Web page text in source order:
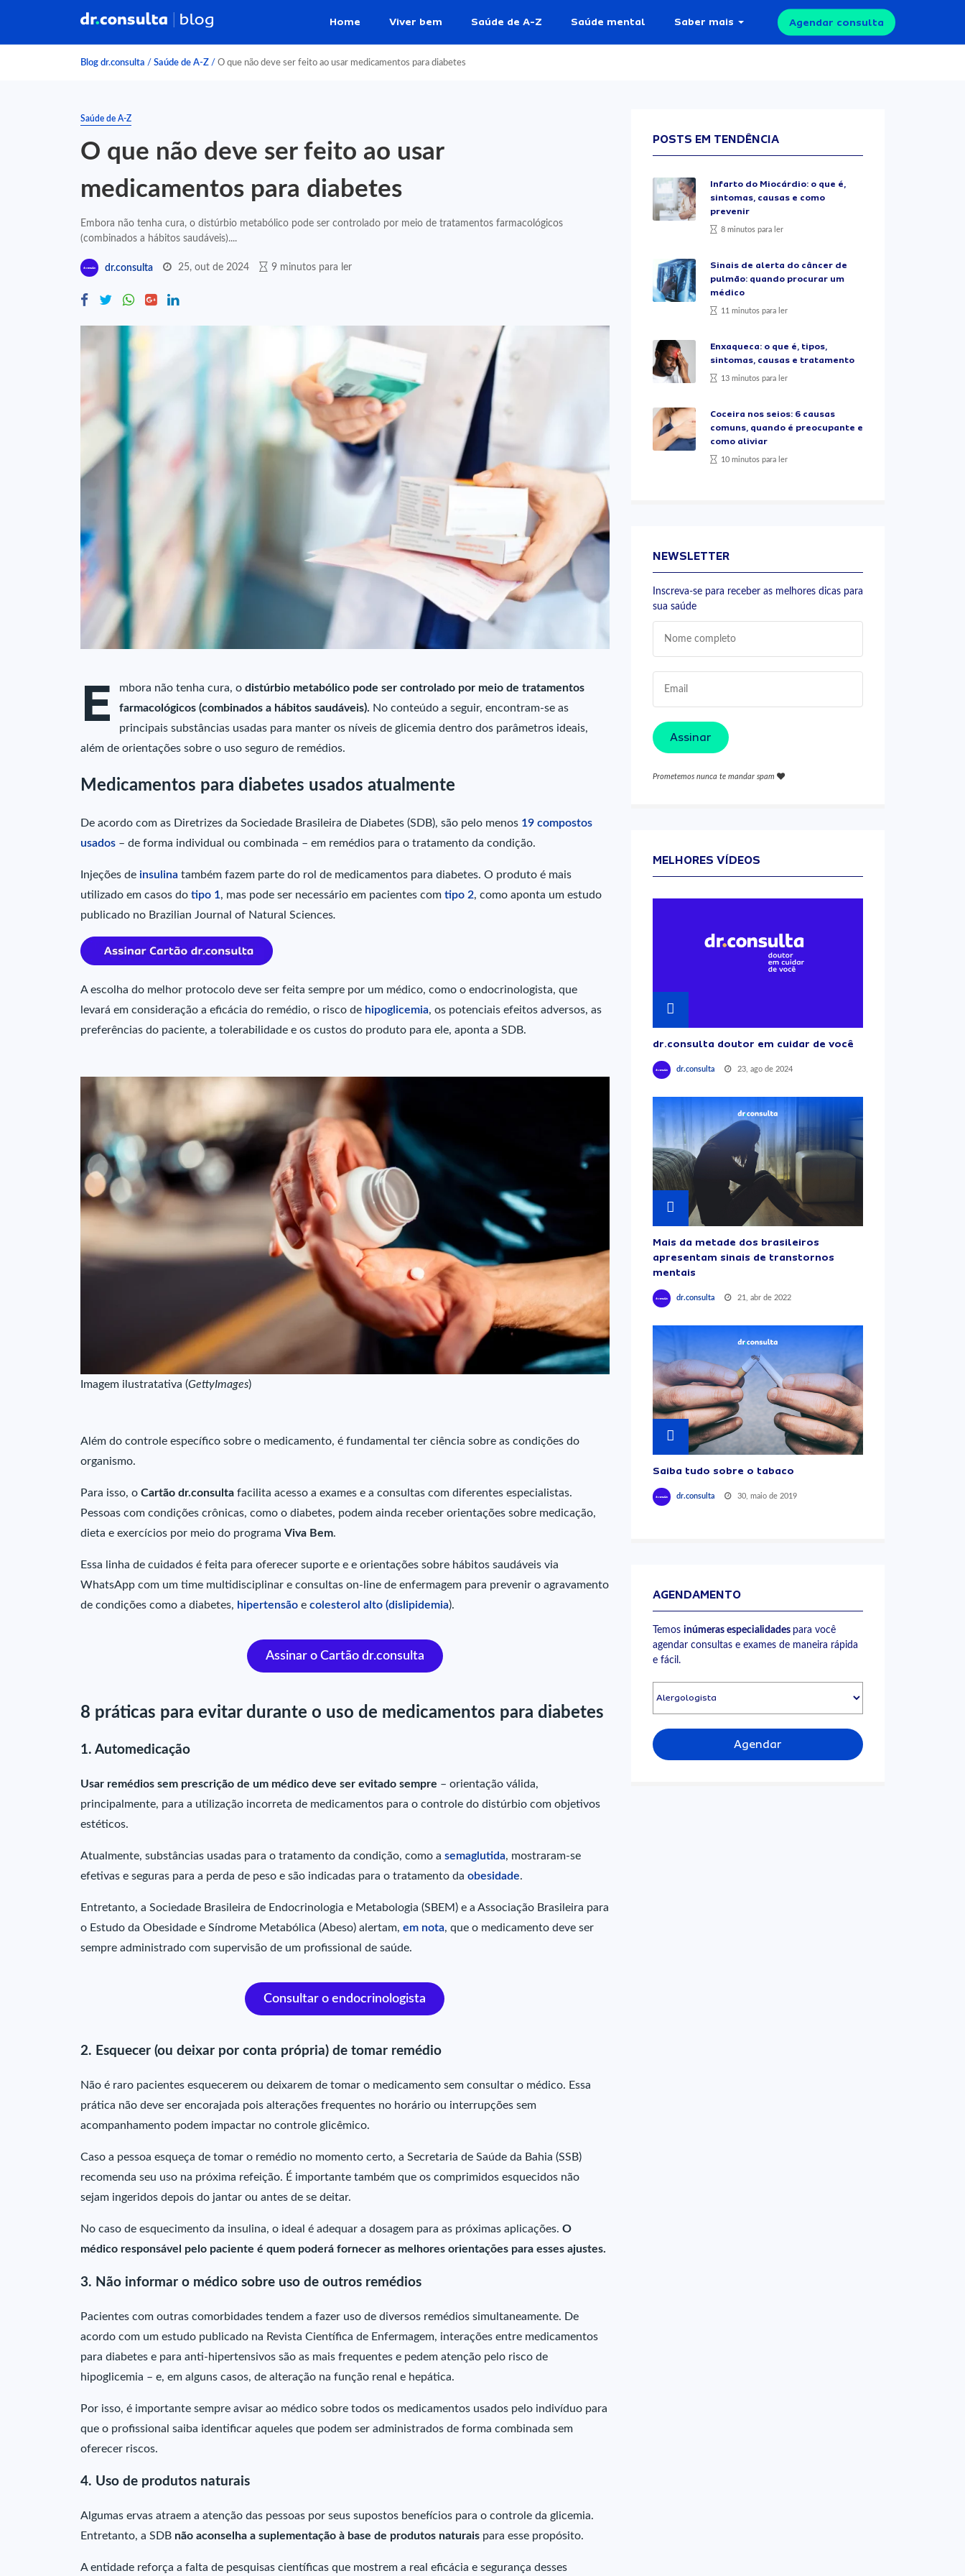
Home Viver bem Saúde de A-Z Saúde mental Saber mais Agendar consulta
Blog dr.consulta / Saúde de A-Z / O que não deve ser feito ao usar medicamentos para diabetes
Saúde de A-Z
O que não deve ser feito ao usar
medicamentos para diabetes
Embora não tenha cura, o distúrbio metabólico pode ser controlado por meio de tratamentos farmacológicos
(combinados a hábitos saudáveis)....
dr.consulta 25, out de 2024 9 minutos para ler
E mbora não tenha cura, o distúrbio metabólico pode ser controlado por meio de tratamentos
farmacológicos (combinados a hábitos saudáveis). No conteúdo a seguir, encontram-se as
principais substâncias usadas para manter os níveis de glicemia dentro dos parâmetros ideais,
além de orientações sobre o uso seguro de remédios.
Medicamentos para diabetes usados atualmente
De acordo com as Diretrizes da Sociedade Brasileira de Diabetes (SDB), são pelo menos 19 compostos
usados – de forma individual ou combinada – em remédios para o tratamento da condição.
Injeções de insulina também fazem parte do rol de medicamentos para diabetes. O produto é mais
utilizado em casos do tipo 1, mas pode ser necessário em pacientes com tipo 2, como aponta um estudo
publicado no Brazilian Journal of Natural Sciences.
A escolha do melhor protocolo deve ser feita sempre por um médico, como o endocrinologista, que
levará em consideração a eficácia do remédio, o risco de hipoglicemia, os potenciais efeitos adversos, as
preferências do paciente, a tolerabilidade e os custos do produto para ele, aponta a SDB.
Imagem ilustratativa (GettyImages)
Além do controle específico sobre o medicamento, é fundamental ter ciência sobre as condições do
organismo.
Para isso, o Cartão dr.consulta facilita acesso a exames e a consultas com diferentes especialistas.
Pessoas com condições crônicas, como o diabetes, podem ainda receber orientações sobre medicação,
dieta e exercícios por meio do programa Viva Bem.
Essa linha de cuidados é feita para oferecer suporte e e orientações sobre hábitos saudáveis via
WhatsApp com um time multidisciplinar e consultas on-line de enfermagem para prevenir o agravamento
de condições como a diabetes, hipertensão e colesterol alto (dislipidemia).
Assinar o Cartão dr.consulta
8 práticas para evitar durante o uso de medicamentos para diabetes
1. Automedicação
Usar remédios sem prescrição de um médico deve ser evitado sempre – orientação válida,
principalmente, para a utilização incorreta de medicamentos para o controle do distúrbio com objetivos
estéticos.
Atualmente, substâncias usadas para o tratamento da condição, como a semaglutida, mostraram-se
efetivas e seguras para a perda de peso e são indicadas para o tratamento da obesidade.
Entretanto, a Sociedade Brasileira de Endocrinologia e Metabologia (SBEM) e a Associação Brasileira para
o Estudo da Obesidade e Síndrome Metabólica (Abeso) alertam, em nota, que o medicamento deve ser
sempre administrado com supervisão de um profissional de saúde.
Consultar o endocrinologista
2. Esquecer (ou deixar por conta própria) de tomar remédio
Não é raro pacientes esquecerem ou deixarem de tomar o medicamento sem consultar o médico. Essa
prática não deve ser encorajada pois alterações frequentes no horário ou interrupções sem
acompanhamento podem impactar no controle glicêmico.
Caso a pessoa esqueça de tomar o remédio no momento certo, a Secretaria de Saúde da Bahia (SSB)
recomenda seu uso na próxima refeição. É importante também que os comprimidos esquecidos não
sejam ingeridos depois do jantar ou antes de se deitar.
No caso de esquecimento da insulina, o ideal é adequar a dosagem para as próximas aplicações. O
médico responsável pelo paciente é quem poderá fornecer as melhores orientações para esses ajustes.
3. Não informar o médico sobre uso de outros remédios
Pacientes com outras comorbidades tendem a fazer uso de diversos remédios simultaneamente. De
acordo com um estudo publicado na Revista Científica de Enfermagem, interações entre medicamentos
para diabetes e para anti-hipertensivos são as mais frequentes e pedem atenção pelo risco de
hipoglicemia – e, em alguns casos, de alteração na função renal e hepática.
Por isso, é importante sempre avisar ao médico sobre todos os medicamentos usados pelo indivíduo para
que o profissional saiba identificar aqueles que podem ser administrados de forma combinada sem
oferecer riscos.
4. Uso de produtos naturais
Algumas ervas atraem a atenção das pessoas por seus supostos benefícios para o controle da glicemia.
Entretanto, a SDB não aconselha a suplementação à base de produtos naturais para esse propósito.
A entidade reforça a falta de pesquisas científicas que mostrem a real eficácia e segurança desses
POSTS EM TENDÊNCIA
Infarto do Miocárdio: o que é,
sintomas, causas e como
prevenir
8 minutos para ler
Sinais de alerta do câncer de
pulmão: quando procurar um
médico
11 minutos para ler
Enxaqueca: o que é, tipos,
sintomas, causas e tratamento
13 minutos para ler
Coceira nos seios: 6 causas
comuns, quando é preocupante e
como aliviar
10 minutos para ler
NEWSLETTER
Inscreva-se para receber as melhores dicas para
sua saúde
Assinar
Prometemos nunca te mandar spam
MELHORES VÍDEOS
dr.consulta doutor em cuidar de você
dr.consulta 23, ago de 2024
Mais da metade dos brasileiros
apresentam sinais de transtornos
mentais
dr.consulta 21, abr de 2022
Saiba tudo sobre o tabaco
dr.consulta 30, maio de 2019
AGENDAMENTO
Temos inúmeras especialidades para você
agendar consultas e exames de maneira rápida
e fácil.
Agendar